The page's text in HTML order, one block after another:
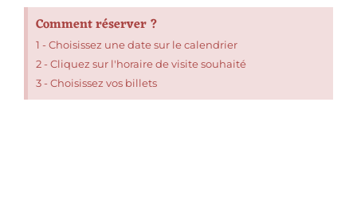
Comment réserver ?
1 - Choisissez une date sur le calendrier
2 - Cliquez sur l'horaire de visite souhaité
3 - Choisissez vos billets